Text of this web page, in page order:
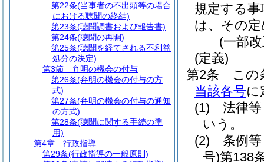
規定する
は、その
(一部
(定義)
第2条
この
当該各号に
(1)
法律
いう。
(2)
条例
号)第138
第22条(当事者の不出頭等の場合
における聴聞の終結)
第23条(聴聞調書および報告書)
第24条(聴聞の再開)
第25条(聴聞を経てされる不利益
処分の決定)
第3節
弁明の機会の付与
第26条(弁明の機会の付与の方
式)
第27条(弁明の機会の付与の通知
の方式)
第28条(聴聞に関する手続の準
用)
第4章
行政指導
第29条(行政指導の一般原則)